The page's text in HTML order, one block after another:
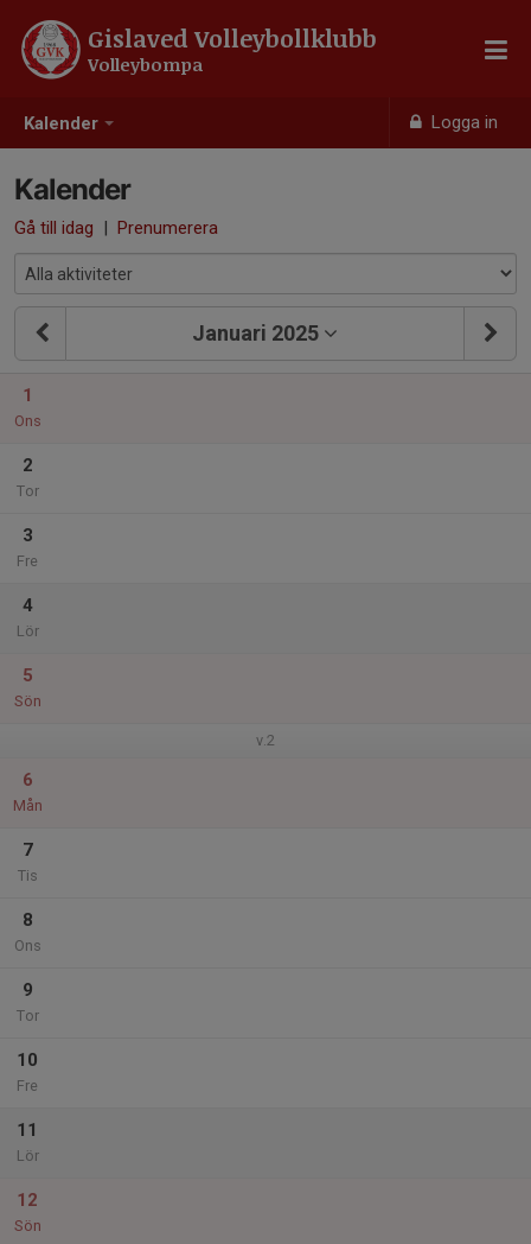
Kalender Logga in
Gislaved Volleybollklubb
Volleybompa
Kalender
Gå till idag | Prenumerera
Januari 2025
1
Ons
2
Tor
3
Fre
4
Lör
5
Sön
v.2
6
Mån
7
Tis
8
Ons
9
Tor
10
Fre
11
Lör
12
Sön